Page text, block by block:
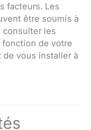
facteurs. Les
être soumis à
consulter les
de votre
vous installer à